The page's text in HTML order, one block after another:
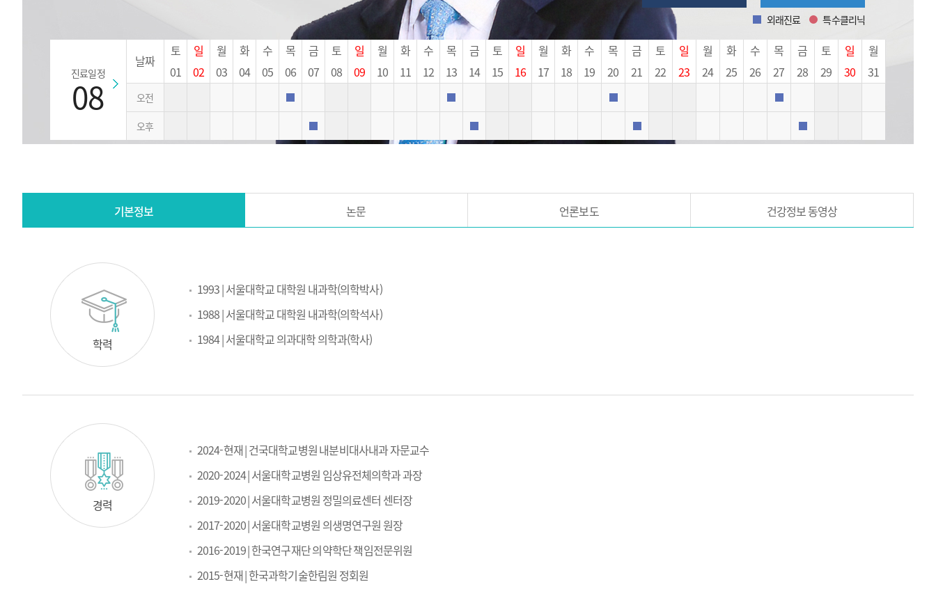
외래진료
외래진료
특수클리닉
특수클리닉
진료일정
08
료
일
정
(날
짜,
오
후)
날짜
토 일 월 화 수 목 금 토 일 월 화 수 목 금 토 일 월 화 수 목 금 토 일 월 화 수 목 금 토 일
월
01
02 03 04 05 06 07 08 09 10 11 12 13 14 15 16 17 18 19 20 21 22 23 24 25 26 27 28 29 30 31
오전
오후
기본정보 논문 언론보도 건강정보 동영상
학력
1993 | 서울대학교 대학원 내과학(의학박사)
1988 | 서울대학교 대학원 내과학(의학석사)
1984 | 서울대학교 의과대학 의학과(학사)
경력
2024-현재 | 건국대학교병원 내분비대사내과 자문교수
2020-2024 | 서울대학교병원 임상유전체의학과 과장
2019-2020 | 서울대학교병원 정밀의료센터 센터장
2017-2020 | 서울대학교병원 의생명연구원 원장
2016-2019 | 한국연구재단 의약학단 책임전문위원
2015-현재 | 한국과학기술한림원 정회원